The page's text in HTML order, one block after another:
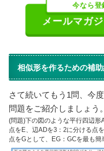
今なら登
メールマガ
相似形を作るための補
さて続いてもう1問、今
問題をご紹介しましょう。
(問題)下の図のような平行四辺
点をE、辺ADを3：2に分ける点
点をGとして、EG：GCを最も簡